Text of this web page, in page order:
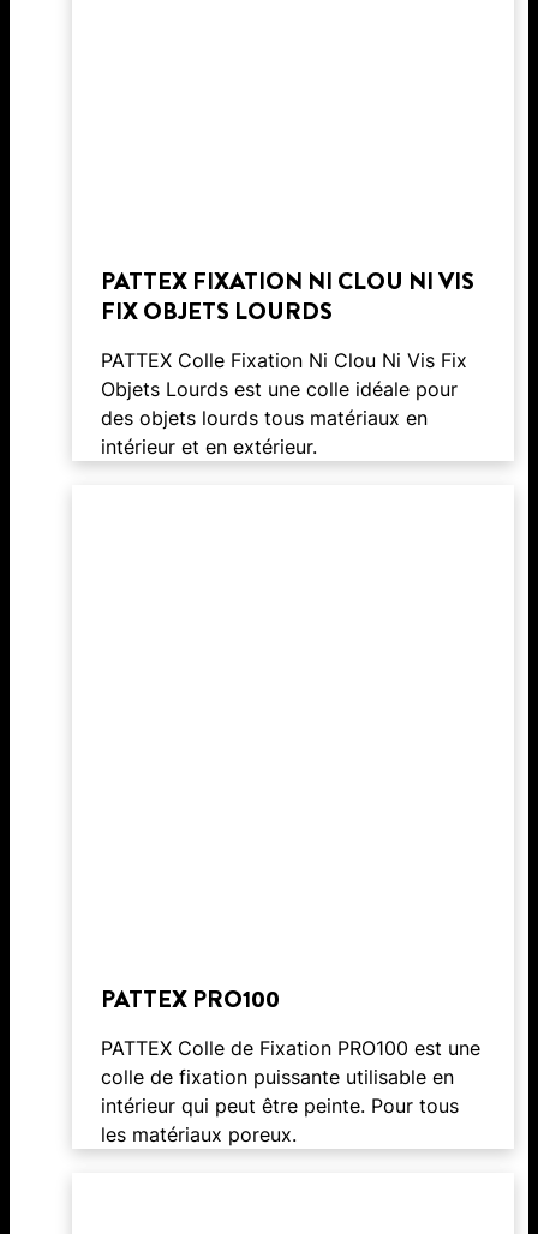
PATTEX FIXATION NI CLOU NI VIS
FIX OBJETS LOURDS
PATTEX Colle Fixation Ni Clou Ni Vis Fix
Objets Lourds est une colle idéale pour
des objets lourds tous matériaux en
intérieur et en extérieur.
PATTEX PRO100
PATTEX Colle de Fixation PRO100 est une
colle de fixation puissante utilisable en
intérieur qui peut être peinte. Pour tous
les matériaux poreux.